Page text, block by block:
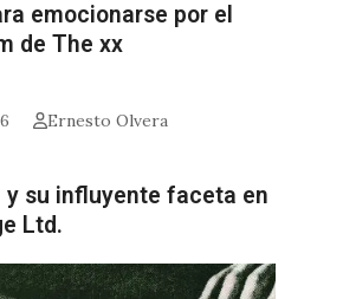
emocionarse por el
de The xx
Ernesto Olvera
y su influyente faceta en
Ltd.